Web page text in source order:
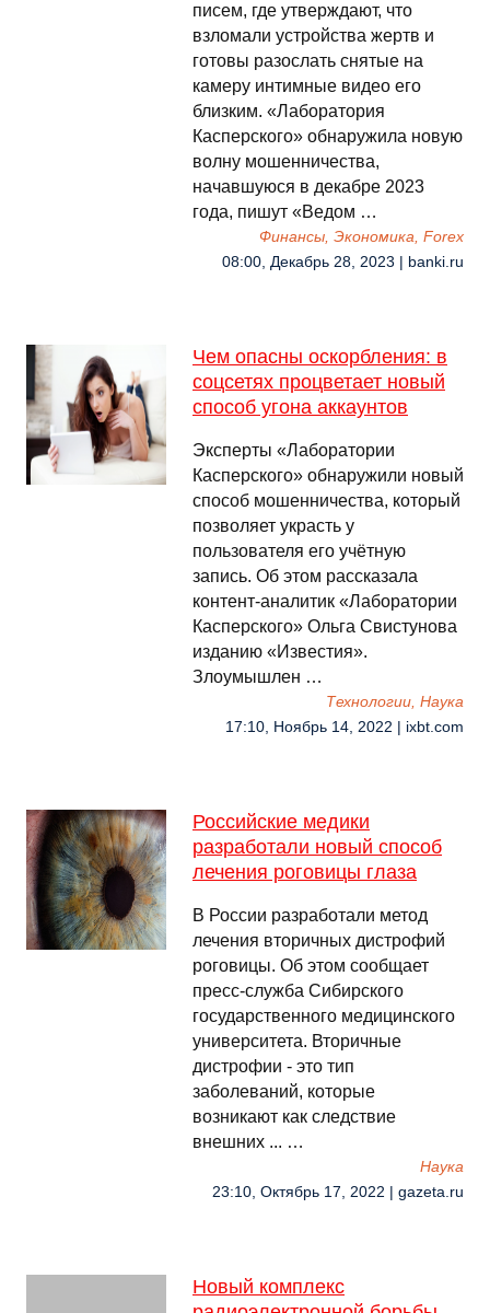
писем, где утверждают, что
взломали устройства жертв и
готовы разослать снятые на
камеру интимные видео его
близким. «Лаборатория
Касперского» обнаружила новую
волну мошенничества,
начавшуюся в декабре 2023
года, пишут «Ведом …
Финансы, Экономика, Forex
08:00, Декабрь 28, 2023 | banki.ru
Чем опасны оскорбления: в
соцсетях процветает новый
способ угона аккаунтов
Эксперты «Лаборатории
Касперского» обнаружили новый
способ мошенничества, который
позволяет украсть у
пользователя его учётную
запись. Об этом рассказала
контент-аналитик «Лаборатории
Касперского» Ольга Свистунова
изданию «Известия».
Злоумышлен …
Технологии, Наука
17:10, Ноябрь 14, 2022 | ixbt.com
Российские медики
разработали новый способ
лечения роговицы глаза
В России разработали метод
лечения вторичных дистрофий
роговицы. Об этом сообщает
пресс-служба Сибирского
государственного медицинского
университета. Вторичные
дистрофии - это тип
заболеваний, которые
возникают как следствие
внешних ... …
Наука
23:10, Октябрь 17, 2022 | gazeta.ru
Новый комплекс